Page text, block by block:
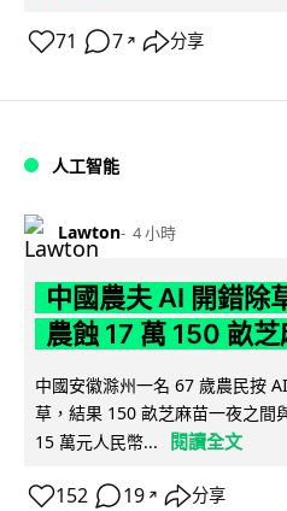
71 7 ↗ 分享
人工智能
Lawton 4 小時
中國農夫 AI 開錯除
農蝕 17 萬 150 畝
中國安徽滁州一名 67 歲農民按
草，結果 150 畝芝麻苗一夜之間
15 萬元人民幣...
閱讀全文
152 19 ↗ 分享